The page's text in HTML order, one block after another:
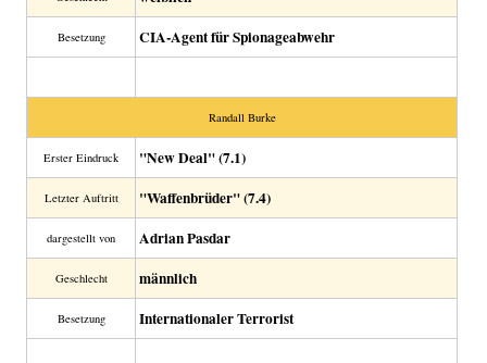
Besetzung CIA-Agent für Spionageabwehr
Randall Burke
Erster Eindruck "New Deal" (7.1)
Letzter Auftritt "Waffenbrüder" (7.4)
dargestellt von Adrian Pasdar
Geschlecht männlich
Besetzung Internationaler Terrorist